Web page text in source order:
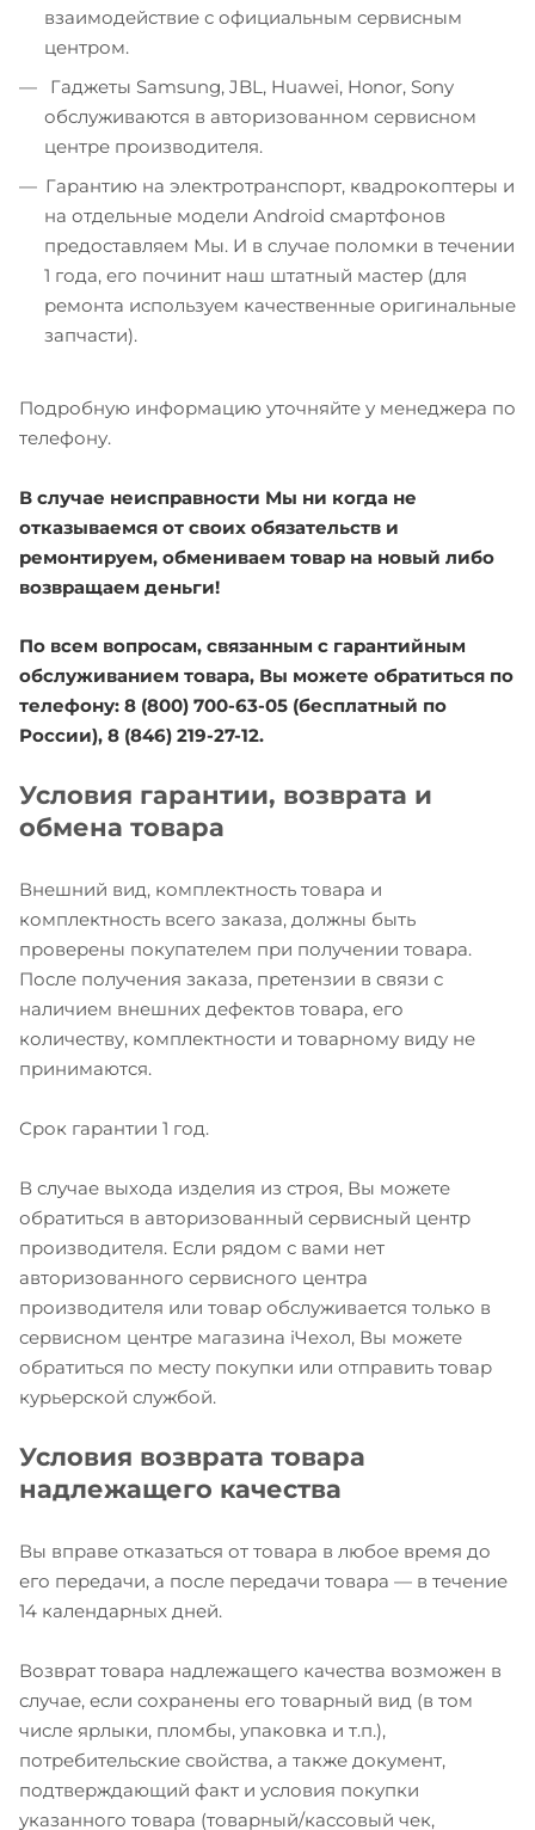
взаимодействие с официальным сервисным
центром.
Гаджеты Samsung, JBL, Huawei, Honor, Sony
обслуживаются в авторизованном сервисном
центре производителя.
Гарантию на электротранспорт, квадрокоптеры и
на отдельные модели Android смартфонов
предоставляем Мы. И в случае поломки в течении
1 года, его починит наш штатный мастер (для
ремонта используем качественные оригинальные
запчасти).
Подробную информацию уточняйте у менеджера по
телефону.
В случае неисправности Мы ни когда не
отказываемся от своих обязательств и
ремонтируем, обмениваем товар на новый либо
возвращаем деньги!
По всем вопросам, связанным с гарантийным
обслуживанием товара, Вы можете обратиться по
телефону: 8 (800) 700-63-05 (бесплатный по
России), 8 (846) 219-27-12.
Условия гарантии, возврата и
обмена товара
Внешний вид, комплектность товара и
комплектность всего заказа, должны быть
проверены покупателем при получении товара.
После получения заказа, претензии в связи с
наличием внешних дефектов товара, его
количеству, комплектности и товарному виду не
принимаются.
Срок гарантии 1 год.
В случае выхода изделия из строя, Вы можете
обратиться в авторизованный сервисный центр
производителя. Если рядом с вами нет
авторизованного сервисного центра
производителя или товар обслуживается только в
сервисном центре магазина iЧехол, Вы можете
обратиться по месту покупки или отправить товар
курьерской службой.
Условия возврата товара
надлежащего качества
Вы вправе отказаться от товара в любое время до
его передачи, а после передачи товара — в течение
14 календарных дней.
Возврат товара надлежащего качества возможен в
случае, если сохранены его товарный вид (в том
числе ярлыки, пломбы, упаковка и т.п.),
потребительские свойства, а также документ,
подтверждающий факт и условия покупки
указанного товара (товарный/кассовый чек,